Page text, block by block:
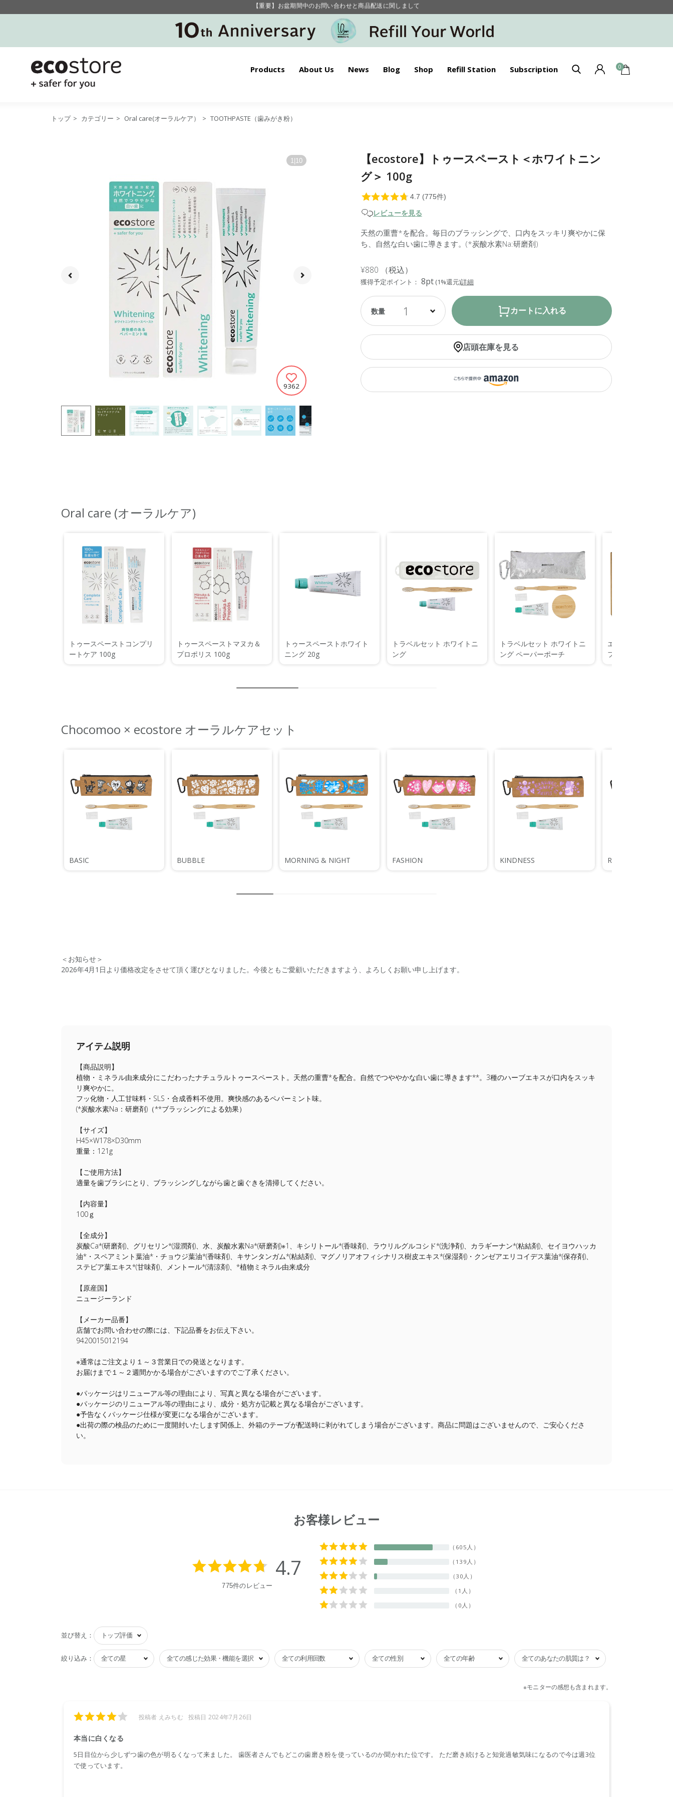
毎月お得にポイントが貯まる！ “月のポイントアップデー”
【重要】お盆期間中のお問い合わせと商品配送に関しまして
毎月お得にポイントが貯まる！ “月のポイントアップデー”
Products About Us News Blog Shop Refill Station Subscription 0
トップ > カテゴリー > Oral care(オーラルケア） > TOOTHPASTE（歯みがき粉）
1 |10
9362
【ecostore】トゥースペースト＜ホワイトニン
グ＞ 100g
レビューを見る
天然の重曹*を配合。毎日のブラッシングで、口内をスッキリ爽やかに保
ち、自然な白い歯に導きます。(*炭酸水素Na:研磨剤)
¥880 （税込）
獲得予定ポイント： 8pt (1%還元)詳細
1 カートに入れる
店頭在庫を見る
Oral care (オーラルケア)
トゥースペーストコンプリ
ートケア 100g
トゥースペーストマヌカ＆
プロポリス 100g
トゥースペーストホワイト
ニング 20g
トラベルセット ホワイトニ
ング
トラベルセット ホワイトニ
ング ペーパーポーチ
エコストアコンプリ
フトセット
Chocomoo × ecostore オーラルケアセット
BASIC BUBBLE MORNING & NIGHT FASHION KINDNESS RELAX
＜お知らせ＞
2026年4月1日より価格改定をさせて頂く運びとなりました。今後ともご愛顧いただきますよう、よろしくお願い申し上げます。
アイテム説明
【商品説明】
植物・ミネラル由来成分にこだわったナチュラルトゥースペースト。天然の重曹*を配合。自然でつややかな白い歯に導きます**。3種のハーブエキスが口内をスッキ
リ爽やかに。
フッ化物・人工甘味料・SLS・合成香料不使用。爽快感のあるペパーミント味。
(*炭酸水素Na：研磨剤)（**ブラッシングによる効果）
【サイズ】
H45×W178×D30mm
重量：121g
【ご使用方法】
適量を歯ブラシにとり、ブラッシングしながら歯と歯ぐきを清掃してください。
【内容量】
100ｇ
【全成分】
炭酸Ca*(研磨剤)、グリセリン*(湿潤剤)、水、炭酸水素Na*(研磨剤)※1、キシリトール*(香味剤)、ラウリルグルコシド*(洗浄剤)、カラギーナン*(粘結剤)、セイヨウハッカ
油*・スペアミント葉油*・チョウジ葉油*(香味剤)、キサンタンガム*(粘結剤)、マグノリアオフィシナリス樹皮エキス*(保湿剤)・クンゼアエリコイデス葉油*(保存剤)、
ステビア葉エキス*(甘味剤)、メントール*(清涼剤)、*植物ミネラル由来成分
【原産国】
ニュージーランド
【メーカー品番】
店舗でお問い合わせの際には、下記品番をお伝え下さい。
9420015012194
※通常はご注文より１～３営業日での発送となります。
お届けまで１～２週間かかる場合がございますのでご了承ください。
●パッケージはリニューアル等の理由により、写真と異なる場合がございます。
●パッケージのリニューアル等の理由により、成分・処方が記載と異なる場合がございます。
●予告なくパッケージ仕様が変更になる場合がございます。
●出荷の際の検品のために一度開封いたします関係上、外箱のテープが配送時に剥がれてしまう場合がございます。商品に問題はございませんので、ご安心くださ
い。
お客様レビュー